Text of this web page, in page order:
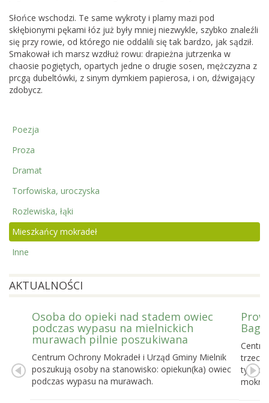
Słońce wschodzi. Te same wykroty i plamy mazi pod
skłębionymi pękami łóz już były mniej niezwykle, szybko znaleźli
się przy rowie, od którego nie oddalili się tak bardzo, jak sądził.
Smakował ich marsz wzdłuż rowu: drapieżna jutrzenka w
chaosie pogiętych, opartych jedne o drugie sosen, mężczyzna z
prcgą dubeltówki, z sinym dymkiem papierosa, i on, dźwigający
zdobycz.
Poezja
Proza
Dramat
Torfowiska, uroczyska
Rozlewiska, łąki
Mieszkańcy mokradeł
Inne
AKTUALNOŚCI
Osoba do opieki nad stadem owiec
podczas wypasu na mielnickich
murawach pilnie poszukiwana
Centrum Ochrony Mokradeł i Urząd Gminy Mielnik
poszukują osoby na stanowisko: opiekun(ka) owiec
podczas wypasu na murawach.